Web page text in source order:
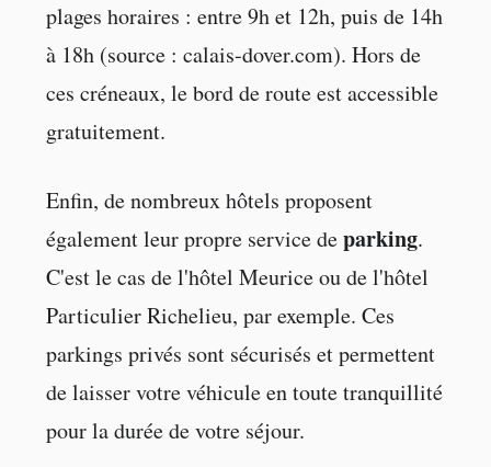
plages horaires : entre 9h et 12h, puis de 14h
à 18h (source : calais-dover.com). Hors de
ces créneaux, le bord de route est accessible
gratuitement.
Enfin, de nombreux hôtels proposent
également leur propre service deparking.
C'est le cas de l'hôtel Meurice ou de l'hôtel
Particulier Richelieu, par exemple. Ces
parkings privés sont sécurisés et permettent
de laisser votre véhicule en toute tranquillité
pour la durée de votre séjour.